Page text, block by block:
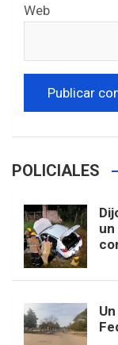
Web
POLICIALES
un